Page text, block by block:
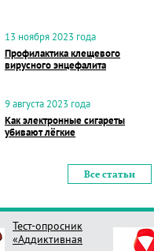
13 ноября 2023 года
Профилактика клещевого
вирусного энцефалита
9 августа 2023 года
Как электронные сигареты
убивают лёгкие
Все статьи
Тест-опросник
«Аддиктивная